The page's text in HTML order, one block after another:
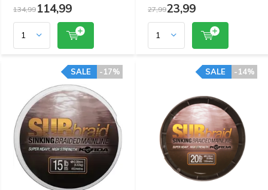
134,99114,99 27,9923,99
-17%
SALE -14%
SALE